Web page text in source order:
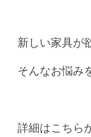
新しい家具が
そんなお悩み
詳細はこち